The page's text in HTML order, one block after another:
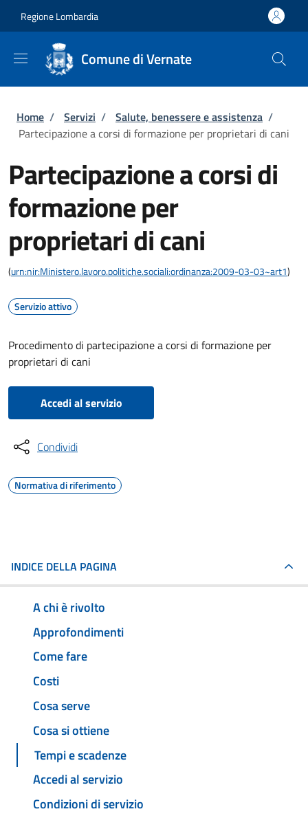
Regione Lombardia
Comune di Vernate
Briciole di pane
Home / Servizi / Salute, benessere e assistenza /
Partecipazione a corsi di formazione per proprietari di cani
Partecipazione a corsi di
formazione per
proprietari di cani
(urn:nir:Ministero.lavoro.politiche.sociali:ordinanza:2009-03-03~art1)
Servizio attivo
Procedimento di partecipazione a corsi di formazione per
proprietari di cani
Accedi al servizio
Condividi
Normativa di riferimento
INDICE DELLA PAGINA
A chi è rivolto
Approfondimenti
Come fare
Costi
Cosa serve
Cosa si ottiene
Tempi e scadenze
Accedi al servizio
Condizioni di servizio